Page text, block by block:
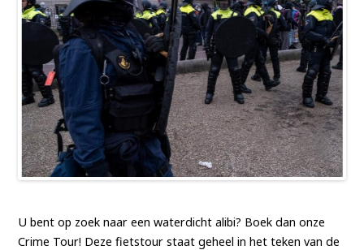
U bent op zoek naar een waterdicht alibi? Boek dan onze
Crime Tour! Deze fietstour staat geheel in het teken van de